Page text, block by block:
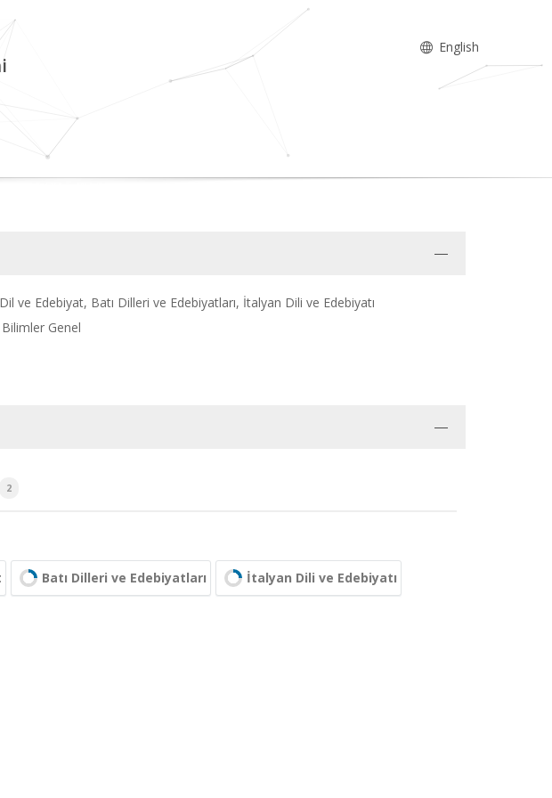
English
ve Edebiyat, Batı Dilleri ve Edebiyatları, İtalyan Dili ve Edebiyatı
Genel
2
Batı Dilleri ve Edebiyatları İtalyan Dili ve Edebiyatı